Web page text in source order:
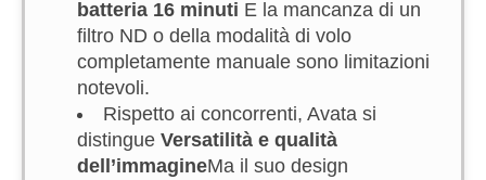
batteria 16 minuti E la mancanza di un
filtro ND o della modalità di volo
completamente manuale sono limitazioni
notevoli.
Rispetto ai concorrenti, Avata si
distingue Versatilità e qualità
dell’immagineMa il suo design